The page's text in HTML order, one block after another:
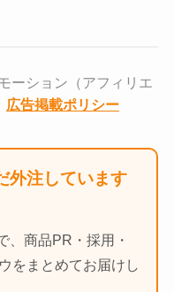
ーション（アフィリエ
広告掲載ポリシー
外注しています
、商品PR・採用・
をまとめてお届けし